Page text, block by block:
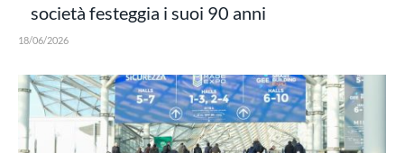
società festeggia i suoi 90 anni
18/06/2026